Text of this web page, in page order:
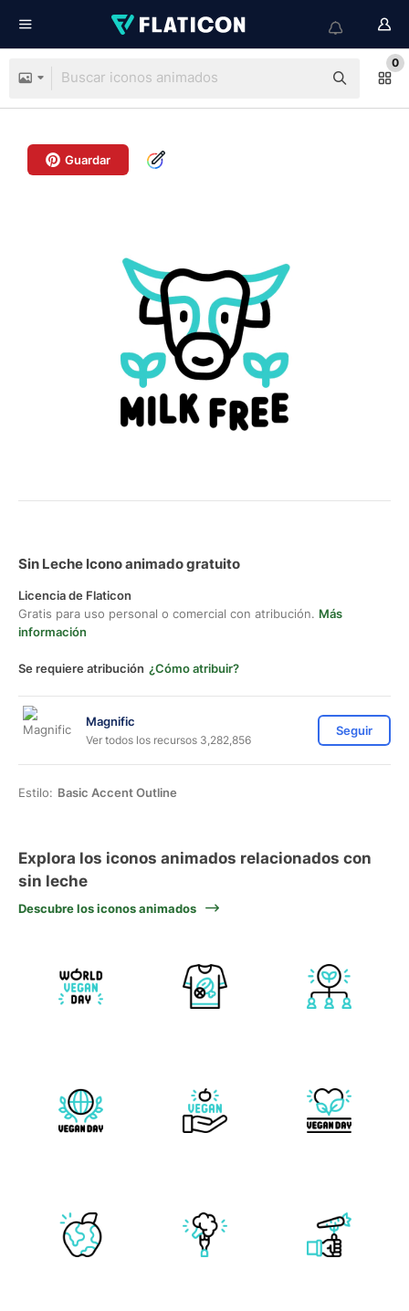
0
Guardar
Sin Leche Icono animado gratuito
Licencia de Flaticon
Gratis para uso personal o comercial con atribución. Más
información
Se requiere atribución ¿Cómo atribuir?
Magnific
Ver todos los recursos 3,282,856
Seguir
Estilo: Basic Accent Outline
Explora los iconos animados relacionados con
sin leche
Descubre los iconos animados